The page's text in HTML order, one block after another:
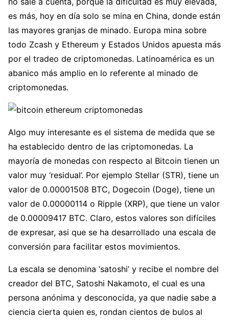
es más, hoy en día solo se mina en China, donde están
las mayores granjas de minado. Europa mina sobre
todo Zcash y Ethereum y Estados Unidos apuesta más
por el tradeo de criptomonedas. Latinoamérica es un
abanico más amplio en lo referente al minado de
criptomonedas.
Algo muy interesante es el sistema de medida que se
ha establecido dentro de las criptomonedas. La
mayoría de monedas con respecto al Bitcoin tienen un
valor muy ‘residual’. Por ejemplo Stellar (STR), tiene un
valor de 0.00001508 BTC, Dogecoin (Doge), tiene un
valor de 0.00000114 o Ripple (XRP), que tiene un valor
de 0.00009417 BTC. Claro, estos valores son difíciles
de expresar, asi que se ha desarrollado una escala de
conversión para facilitar estos movimientos.
La escala se denomina ‘satoshi’ y recibe el nombre del
creador del BTC, Satoshi Nakamoto, el cual es una
persona anónima y desconocida, ya que nadie sabe a
ciencia cierta quien es, rondan cientos de bulos al